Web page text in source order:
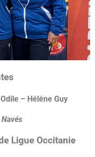
– Héléne Guy
Ligue Occitanie